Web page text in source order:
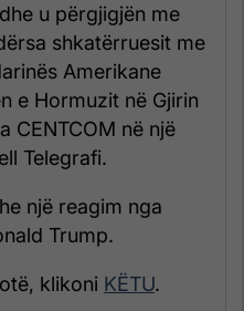
u përgjigjën me
shkatërruesit me
Amerikane
e Hormuzit në Gjirin
CENTCOM në një
Telegrafi.
një reagim nga
Trump.
klikoni KËTU.